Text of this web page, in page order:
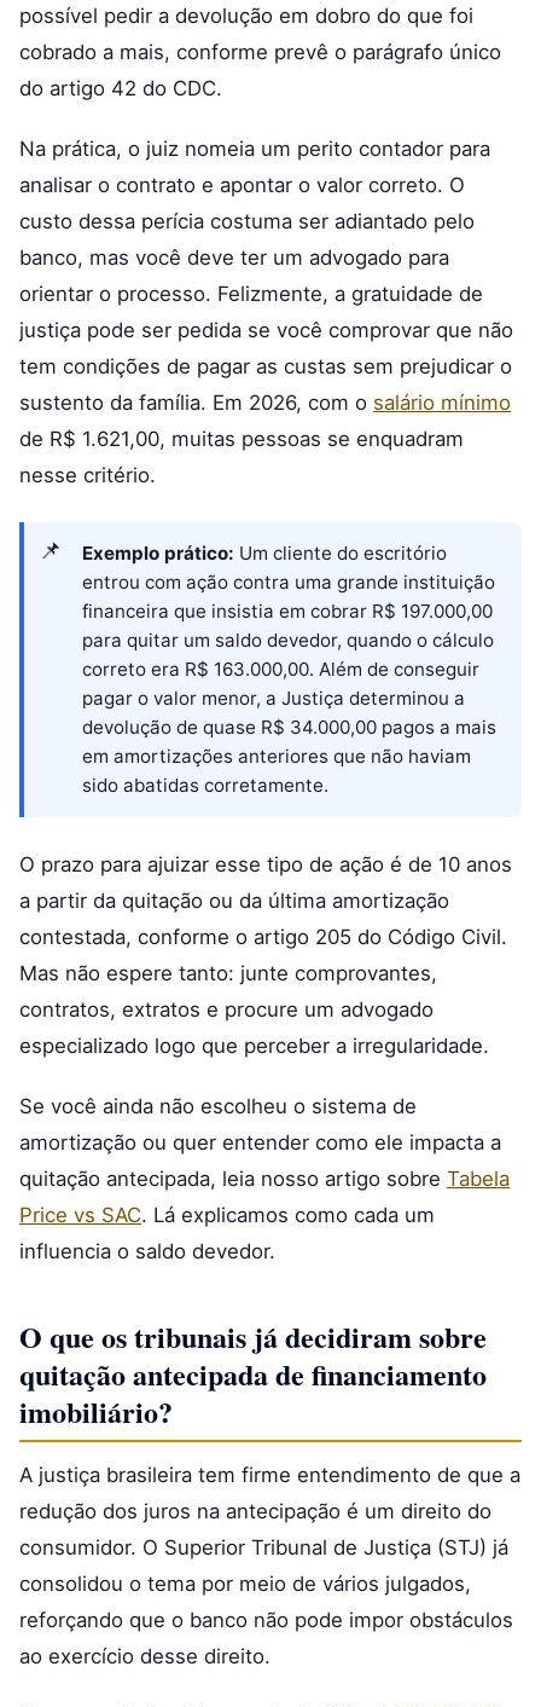
possível pedir a devolução em dobro do que foi
cobrado a mais, conforme prevê o parágrafo único
do artigo 42 do CDC.
Na prática, o juiz nomeia um perito contador para
analisar o contrato e apontar o valor correto. O
custo dessa perícia costuma ser adiantado pelo
banco, mas você deve ter um advogado para
orientar o processo. Felizmente, a gratuidade de
justiça pode ser pedida se você comprovar que não
tem condições de pagar as custas sem prejudicar o
sustento da família. Em 2026, com o salário mínimo
de R$ 1.621,00, muitas pessoas se enquadram
nesse critério.
Exemplo prático: Um cliente do escritório
entrou com ação contra uma grande instituição
financeira que insistia em cobrar R$ 197.000,00
para quitar um saldo devedor, quando o cálculo
correto era R$ 163.000,00. Além de conseguir
pagar o valor menor, a Justiça determinou a
devolução de quase R$ 34.000,00 pagos a mais
em amortizações anteriores que não haviam
sido abatidas corretamente.
O prazo para ajuizar esse tipo de ação é de 10 anos
a partir da quitação ou da última amortização
contestada, conforme o artigo 205 do Código Civil.
Mas não espere tanto: junte comprovantes,
contratos, extratos e procure um advogado
especializado logo que perceber a irregularidade.
Se você ainda não escolheu o sistema de
amortização ou quer entender como ele impacta a
quitação antecipada, leia nosso artigo sobre Tabela
Price vs SAC. Lá explicamos como cada um
influencia o saldo devedor.
O que os tribunais já decidiram sobre
quitação antecipada de financiamento
imobiliário?
A justiça brasileira tem firme entendimento de que a
redução dos juros na antecipação é um direito do
consumidor. O Superior Tribunal de Justiça (STJ) já
consolidou o tema por meio de vários julgados,
reforçando que o banco não pode impor obstáculos
ao exercício desse direito.